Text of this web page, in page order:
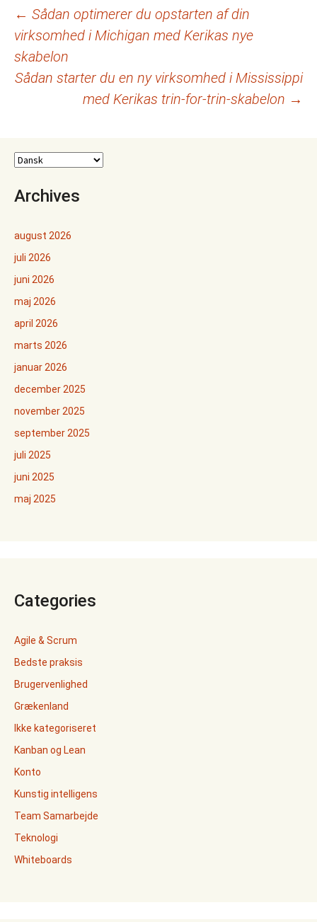
Indlægsnavigation
← Sådan optimerer du opstarten af din
virksomhed i Michigan med Kerikas nye
skabelon
Sådan starter du en ny virksomhed i Mississippi
med Kerikas trin-for-trin-skabelon →
Archives
august 2026
juli 2026
juni 2026
maj 2026
april 2026
marts 2026
januar 2026
december 2025
november 2025
september 2025
juli 2025
juni 2025
maj 2025
Categories
Agile & Scrum
Bedste praksis
Brugervenlighed
Grækenland
Ikke kategoriseret
Kanban og Lean
Konto
Kunstig intelligens
Team Samarbejde
Teknologi
Whiteboards